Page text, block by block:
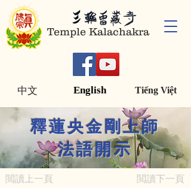
Temple Kalachakra
English Tiếng Việt
中文
釋蓮央金剛上師
法語開示
閲讀上一頁 閲讀下一頁